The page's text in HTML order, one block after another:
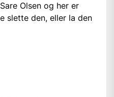
Olsen og her er
slette den, eller la den